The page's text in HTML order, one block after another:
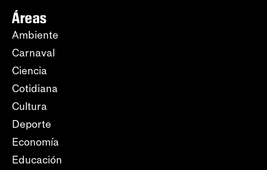
Áreas
Ambiente
Carnaval
Ciencia
Cotidiana
Cultura
Deporte
Economía
Educación